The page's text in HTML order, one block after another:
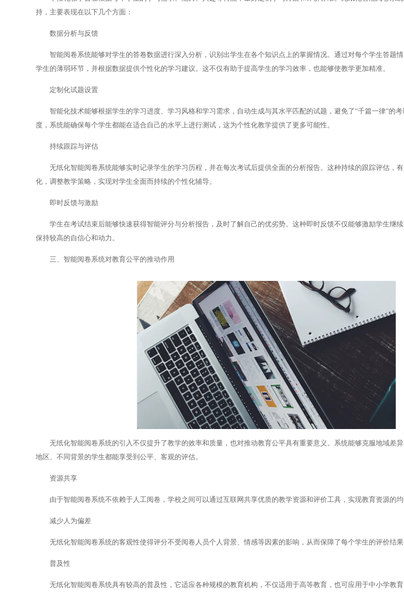
持，主要表现在以下几个方面：
数据分析与反馈
智能阅卷系统能够对学生的答卷数据进行深入分析，识别出学生在各个知识点上的掌握情况。通过对每个学生答题
学生的薄弱环节，并根据数据提供个性化的学习建议。这不仅有助于提高学生的学习效率，也能够使教学更加精准。
定制化试题设置
智能化技术能够根据学生的学习进度、学习风格和学习需求，自动生成与其水平匹配的试题，避免了“千篇一律”的
度，系统能确保每个学生都能在适合自己的水平上进行测试，这为个性化教学提供了更多可能性。
持续跟踪与评估
无纸化智能阅卷系统能够实时记录学生的学习历程，并在每次考试后提供全面的分析报告。这种持续的跟踪评估，
化，调整教学策略，实现对学生全面而持续的个性化辅导。
即时反馈与激励
学生在考试结束后能够快速获得智能评分与分析报告，及时了解自己的优劣势。这种即时反馈不仅能够激励学生继续
保持较高的自信心和动力。
三、智能阅卷系统对教育公平的推动作用
无纸化智能阅卷系统的引入不仅提升了教学的效率和质量，也对推动教育公平具有重要意义。系统能够克服地域差异
地区、不同背景的学生都能享受到公平、客观的评估。
资源共享
由于智能阅卷系统不依赖于人工阅卷，学校之间可以通过互联网共享优质的教学资源和评价工具，实现教育资源的均
减少人为偏差
无纸化智能阅卷系统的客观性使得评分不受阅卷人员个人背景、情感等因素的影响，从而保障了每个学生的评价结果
普及性
无纸化智能阅卷系统具有较高的普及性，它适应各种规模的教育机构，不仅适用于高等教育，也可应用于中小学教育